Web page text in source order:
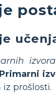
izvora
Primarni
prošlosti.